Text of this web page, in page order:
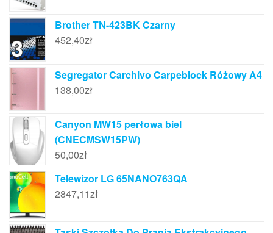
Brother TN-423BK Czarny
452,40zł
Segregator Carchivo Carpeblock Różowy A4
138,00zł
Canyon MW15 perłowa biel
(CNECMSW15PW)
50,00zł
Telewizor LG 65NANO763QA
2847,11zł